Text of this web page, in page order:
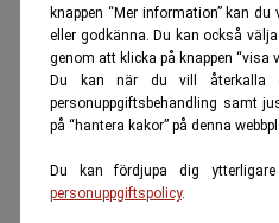
knappen “Mer information” kan
eller godkänna. Du kan också
genom att klicka på knappen “visa
Du kan när du vill återkalla
personuppgiftsbehandling samt
på “hantera kakor” på denna
Du kan fördjupa dig
personuppgiftspolicy.